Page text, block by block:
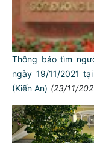
Thông báo tìm
ngày 19/11/2021
(Kiến An) (23/11/